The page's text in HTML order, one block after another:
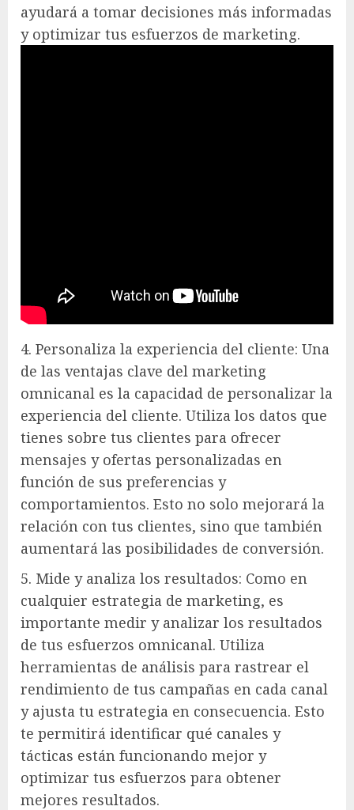
ayudará a tomar decisiones más informadas
y optimizar tus esfuerzos de marketing.
4. Personaliza la experiencia del cliente: Una
de las ventajas clave del marketing
omnicanal es la capacidad de personalizar la
experiencia del cliente. Utiliza los datos que
tienes sobre tus clientes para ofrecer
mensajes y ofertas personalizadas en
función de sus preferencias y
comportamientos. Esto no solo mejorará la
relación con tus clientes, sino que también
aumentará las posibilidades de conversión.
5. Mide y analiza los resultados: Como en
cualquier estrategia de marketing, es
importante medir y analizar los resultados
de tus esfuerzos omnicanal. Utiliza
herramientas de análisis para rastrear el
rendimiento de tus campañas en cada canal
y ajusta tu estrategia en consecuencia. Esto
te permitirá identificar qué canales y
tácticas están funcionando mejor y
optimizar tus esfuerzos para obtener
mejores resultados.